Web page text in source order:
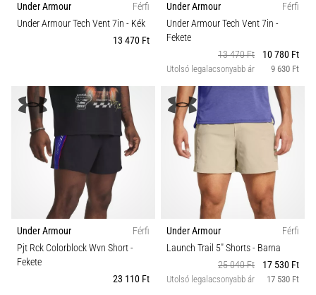
Under Armour
Férfi
Under Armour Tech Vent 7in - Kék
13 470 Ft
Under Armour
Férfi
Under Armour Tech Vent 7in -
Fekete
13 470 Ft
10 780 Ft
Utolsó legalacsonyabb ár 9 630 Ft
Under Armour
Férfi
Pjt Rck Colorblock Wvn Short-
Fekete
23 110 Ft
Under Armour
Férfi
Launch Trail 5" Shorts- Barna
25 040 Ft
17 530 Ft
Utolsó legalacsonyabb ár 17 530 Ft